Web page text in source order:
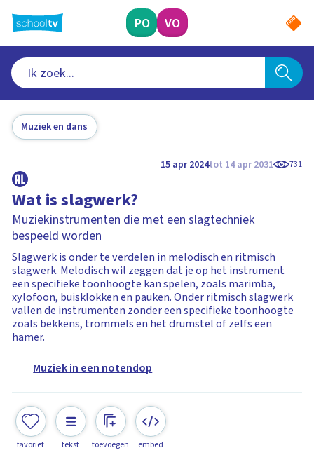
naar
hoofdinhoud
PO VO
Muziek en dans
15 apr 2024tot 14 apr 2031 731
Wat is slagwerk?
Muziekinstrumenten die met een slagtechniek
bespeeld worden
Slagwerk is onder te verdelen in melodisch en ritmisch
slagwerk. Melodisch wil zeggen dat je op het instrument
een specifieke toonhoogte kan spelen, zoals marimba,
xylofoon, buisklokken en pauken. Onder ritmisch slagwerk
vallen de instrumenten zonder een specifieke toonhoogte
zoals bekkens, trommels en het drumstel of zelfs een
hamer.
Muziek in een notendop
favoriet tekst toevoegen embed